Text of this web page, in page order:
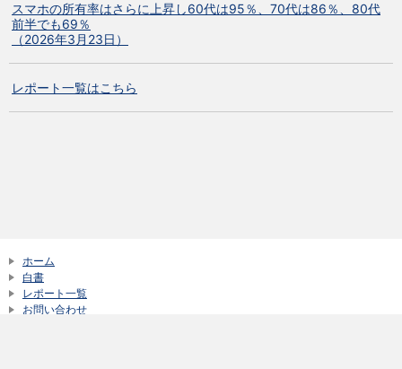
スマホの所有率はさらに上昇し60代は95％、70代は86％、80代
前半でも69％
（2026年3月23日）
レポート一覧はこちら
ホーム
白書
レポート一覧
お問い合わせ